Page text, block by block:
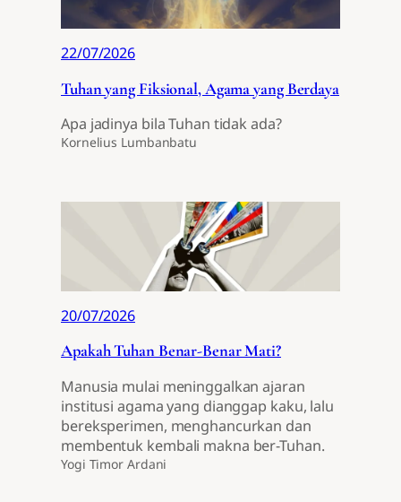
22/07/2026
Tuhan yang Fiksional, Agama yang Berdaya
Apa jadinya bila Tuhan tidak ada?
Kornelius Lumbanbatu
20/07/2026
Apakah Tuhan Benar-Benar Mati?
Manusia mulai meninggalkan ajaran
institusi agama yang dianggap kaku, lalu
bereksperimen, menghancurkan dan
membentuk kembali makna ber-Tuhan.
Yogi Timor Ardani